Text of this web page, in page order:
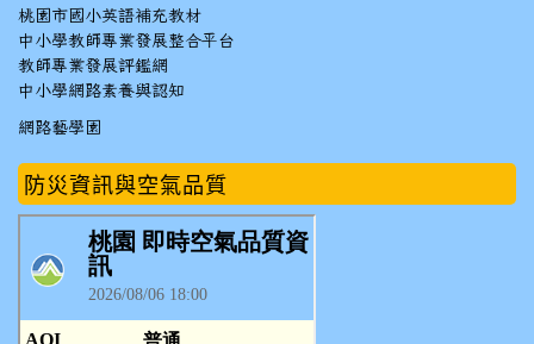
桃園市國小英語補充教材
中小學教師專業發展整合平台
教師專業發展評鑑網
中小學網路素養與認知
網路藝學園
防災資訊與空氣品質